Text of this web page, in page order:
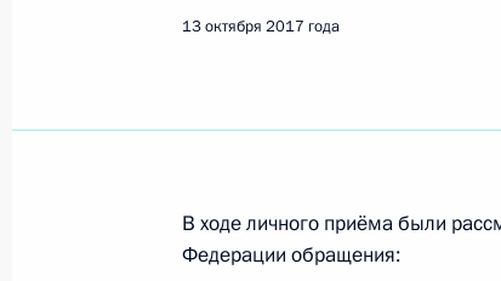
13 октября 2017 года
В ходе личного приёма были
Федерации обращения: